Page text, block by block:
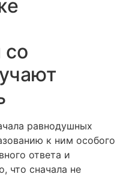
со
равнодушных
к ним особого
ответа и
что сначала не